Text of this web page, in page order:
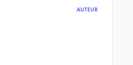
AUTEUR